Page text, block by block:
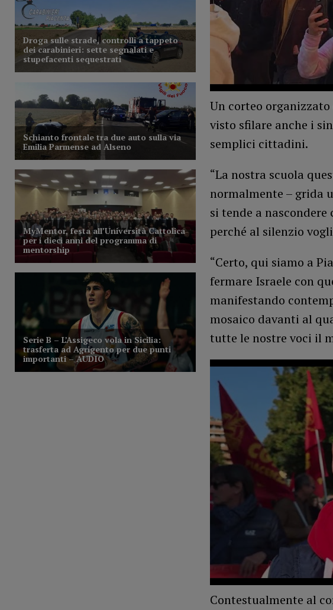
Un corteo
visto sfilare anche i
semplici cittadini.
“La nostra scuola
normalmente – grida
si tende a nascondere
perché al silenzio
“Certo, qui siamo a
fermare Israele con
manifestando
mosaico davanti al
tutte le nostre voci il
Contestualmente al